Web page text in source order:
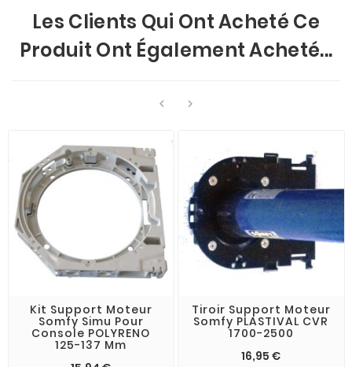
Les Clients Qui Ont Acheté Ce
Produit Ont Également Acheté...
 
Kit Support Moteur
Somfy Simu Pour
Console POLYRENO
125-137 Mm
Tiroir Support Moteur
Somfy PLASTIVAL CVR
1700-2500
16,95 €